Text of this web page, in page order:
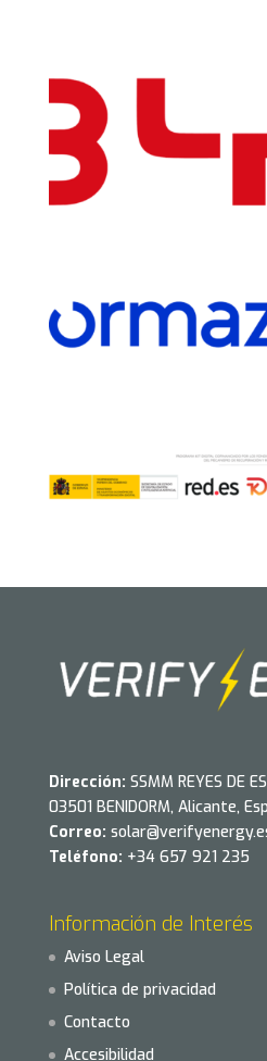
Dirección: SSMM REYES DE
03501 BENIDORM, Alicante,
Correo:
Teléfono: +34 657 921 235
Información de Interés
Aviso Legal
Política de privacidad
Contacto
Accesibilidad